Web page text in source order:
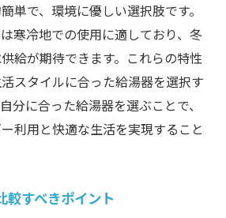
常動作を確認する方法
早期発見するためのチェック項
スを楽にするための工夫
検と掃除で寿命を延ばす方法
ンテナンス契約の重要性
換で安心！注意すべき安全対策
単で、環境に優しい選択肢です。
寒冷地での使用に適しており、冬
給が期待できます。これらの特性
スタイルに合った給湯器を選択す
分に合った給湯器を選ぶことで、
利用と快適な生活を実現すること
較すべきポイント